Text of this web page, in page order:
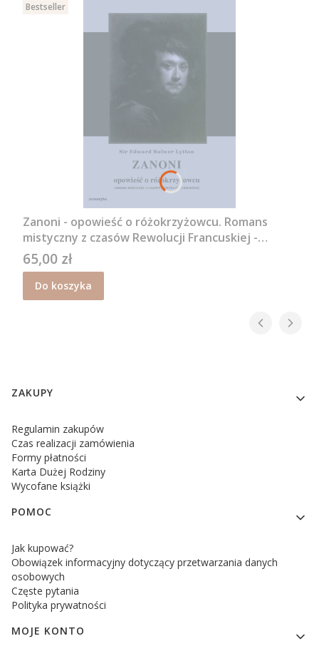
Bestseller
Zanoni - opowieść o różokrzyżowcu. Romans
mistyczny z czasów Rewolucji Francuskiej -
Edward Bulwer Lytton
Cena
65,00 zł
Do koszyka
Linki w stopce
ZAKUPY
Regulamin zakupów
Czas realizacji zamówienia
Formy płatności
Karta Dużej Rodziny
Wycofane książki
POMOC
Jak kupować?
Obowiązek informacyjny dotyczący przetwarzania danych
osobowych
Częste pytania
Polityka prywatności
MOJE KONTO